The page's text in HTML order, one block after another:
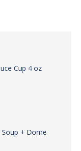
Cup 4 oz
+ Dome